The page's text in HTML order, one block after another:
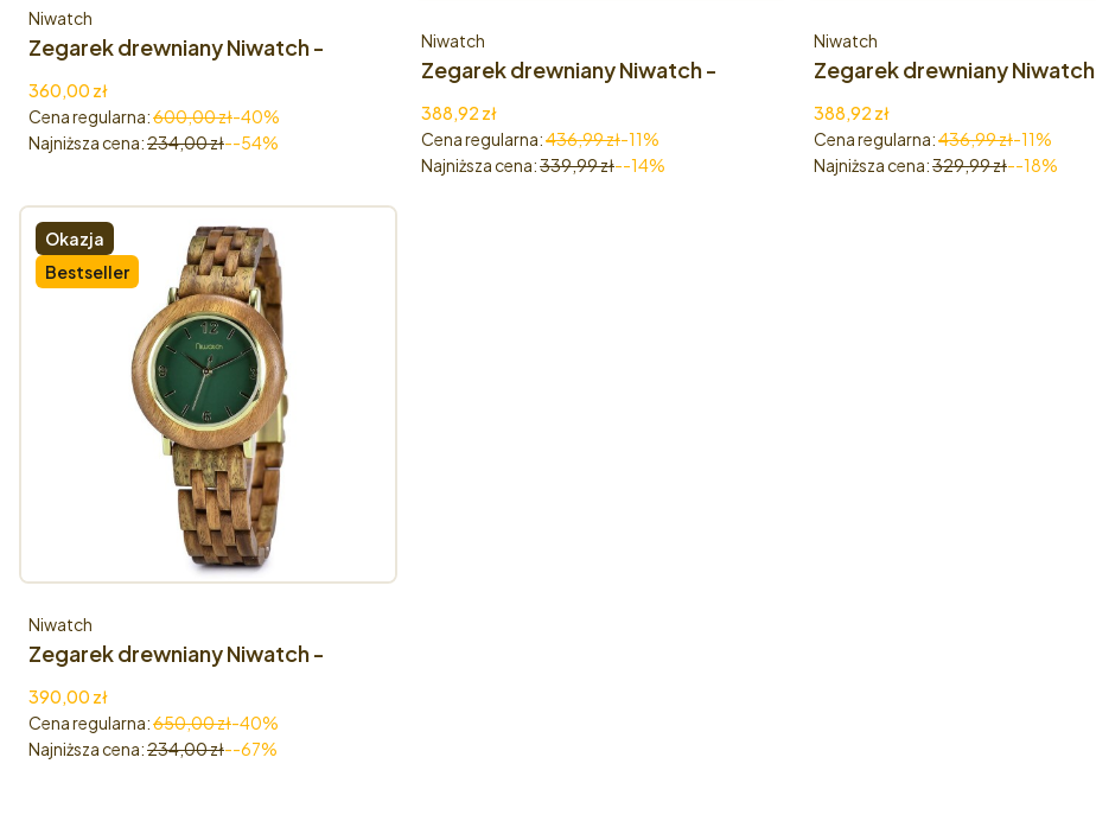
Zegarek drewniany Niwatch -
Producent
Niwatch
Cena promocyjna
360,00 zł
Cena regularna:600,00 zł-40%
Najniższa cena:234,00 zł--54%
Zegarek drewniany Niwatch -
Producent
Niwatch
Cena promocyjna
388,92 zł
Cena regularna:436,99 zł-11%
Najniższa cena:339,99 zł--14%
Zegarek drewniany Niwatch -
Producent
Niwatch
Cena promocyjna
388,92 zł
Cena regularna:436,99 zł-11%
Najniższa cena:329,99 zł--18%
Okazja
Bestseller
Zegarek drewniany Niwatch -
SANDAŁOWIEC
Producent
Niwatch
Cena promocyjna
390,00 zł
Cena regularna:650,00 zł-40%
Najniższa cena:234,00 zł--67%